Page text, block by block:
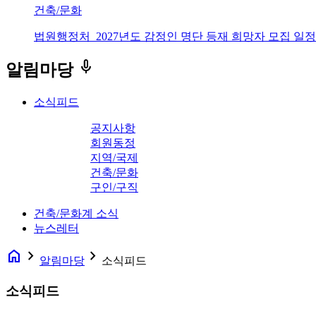
건축/문화
법원행정처_2027년도 감정인 명단 등재 희망자 모집 일
알림마당 keyboard_voice
소식피드
공지사항
회원동정
지역/국제
건축/문화
구인/구직
건축/문화계 소식
뉴스레터
home navigate_next 알림마당 navigate_next 소식피드
소식피드